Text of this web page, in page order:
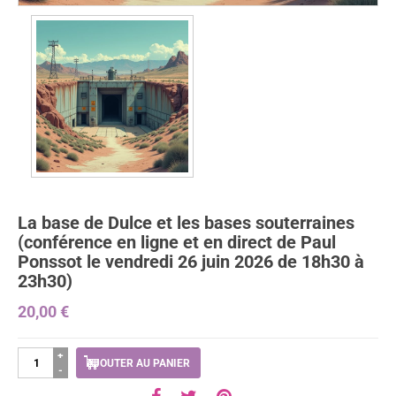
La base de Dulce et les bases souterraines
(conférence en ligne et en direct de Paul
Ponssot le vendredi 26 juin 2026 de 18h30 à
23h30)
20,00€
AJOUTER AU PANIER